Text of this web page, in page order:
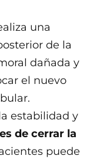
una
de la
dañada y
el nuevo
estabilidad y
de cerrar la
puede